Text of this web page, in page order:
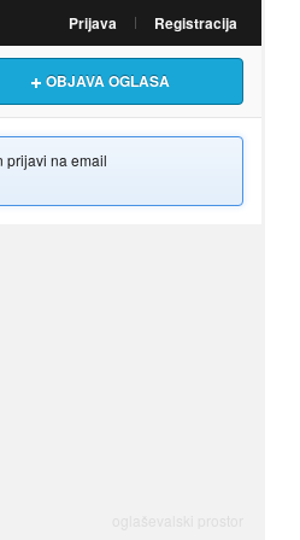
Prijava Registracija
OBJAVA OGLASA
prijavi na email